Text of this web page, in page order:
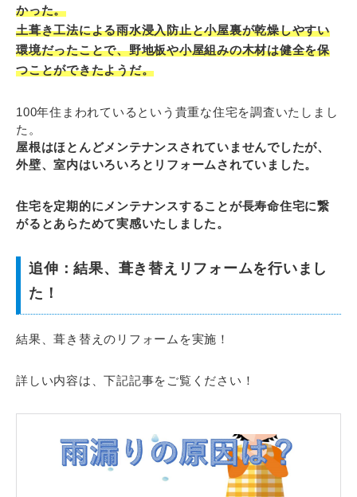
かった。
土葺き工法による雨水浸入防止と小屋裏が乾燥しやすい
環境だったことで、野地板や小屋組みの木材は健全を保
つことができたようだ。
100年住まわれているという貴重な住宅を調査いたしまし
た。
屋根はほとんどメンテナンスされていませんでしたが、
外壁、室内はいろいろとリフォームされていました。
住宅を定期的にメンテナンスすることが長寿命住宅に繋
がるとあらためて実感いたしました。
追伸：結果、葺き替えリフォームを行いまし
た！
結果、葺き替えのリフォームを実施！
詳しい内容は、下記記事をご覧ください！